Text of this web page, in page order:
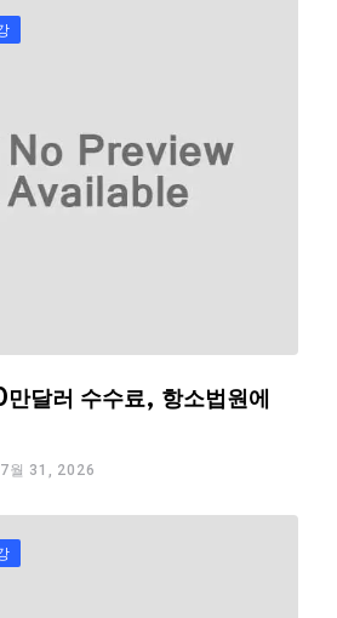
달러 수수료, 항소법원에
7월 31, 2026